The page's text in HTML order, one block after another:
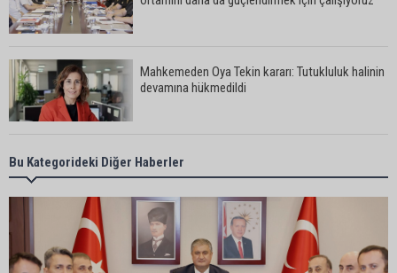
Mahkemeden Oya Tekin kararı: Tutukluluk halinin
devamına hükmedildi
Adana’da taziye evinde silahlı kavga kamerada:
Çok sayıda polis ekibi olay yerine sevk edildi
Adana’da parktaki OED cihazını çalan şüpheli
tutuklandı
Bu Kategorideki Diğer Haberler